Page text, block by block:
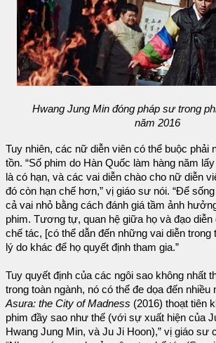
Hwang Jung Min đóng pháp sư trong
năm 2016
Tuy nhiên, các nữ diễn viên có thể buộc phải
tồn. “Số phim do Hàn Quốc làm hàng năm
là có hạn, và các vai diễn chào cho nữ diễn
đó còn hạn chế hơn,” vị giáo sư nói. “Để
cả vai nhỏ bằng cách đánh giá tầm ảnh
phim. Tương tự, quan hệ giữa họ và đạo
chế tác, [có thể dẫn đến những vai diễn
lý do khác để họ quyết định tham gia.”
Tuy quyết định của các ngôi sao không nhất
trong toàn ngành, nó có thể đe dọa đến nhiều
Asura: the City of Madness (2016) thoạt tiên
phim đầy sao như thế (với sự xuất hiện của
Hwang Jung Min, và Ju Ji Hoon),” vị giáo sư